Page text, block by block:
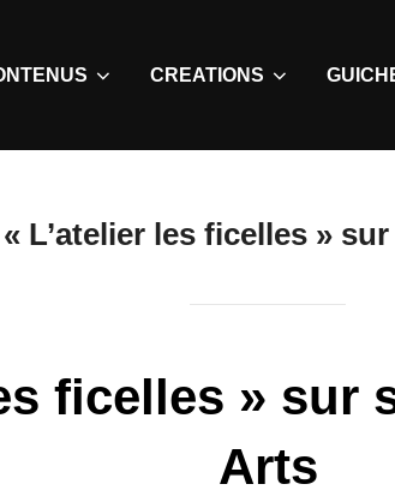
CREATIONS
« L’atelier les ficelles »
ficelles » sur
Arts